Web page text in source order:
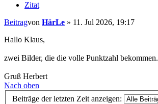
Zitat
Beitragvon HärLe » 11. Jul 2026, 19:17
Hallo Klaus,
zwei Bilder, die die volle Punktzahl
Gruß Herbert
Nach oben
Beiträge der letzten Zeit anzeigen: